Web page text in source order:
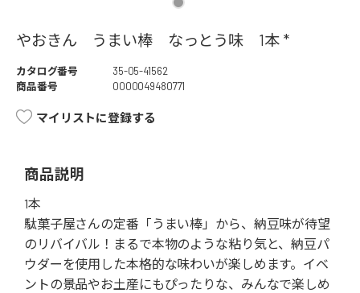
やおきん うまい棒 なっとう味 1本 *
カタログ番号
35-05-41562
商品番号
0000049480771
マイリストに登録する
商品説明
1本
駄菓子屋さんの定番「うまい棒」から、納豆味が待望
のリバイバル！まるで本物のような粘り気と、納豆パ
ウダーを使用した本格的な味わいが楽しめます。イベ
ントの景品やお土産にもぴったりな、みんなで楽しめ